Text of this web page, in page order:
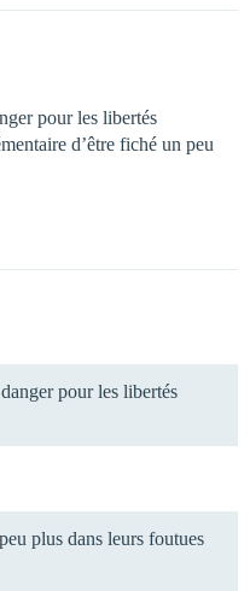
pour les libertés
d’être fiché un peu
pour les libertés
plus dans leurs foutues